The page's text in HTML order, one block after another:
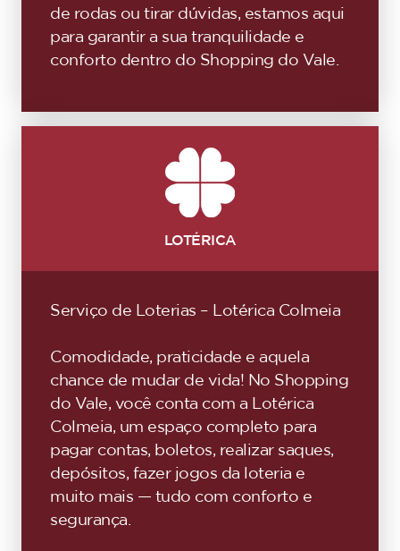
de rodas ou tirar dúvidas, estamos aqui
para garantir a sua tranquilidade e
conforto dentro do Shopping do Vale.
LOTÉRICA
Serviço de Loterias – Lotérica Colmeia
Comodidade, praticidade e aquela
chance de mudar de vida! No Shopping
do Vale, você conta com a Lotérica
Colmeia, um espaço completo para
pagar contas, boletos, realizar saques,
depósitos, fazer jogos da loteria e
muito mais — tudo com conforto e
segurança.